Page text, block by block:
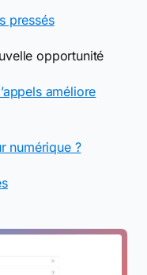
pressés
opportunité
améliore
numérique ?